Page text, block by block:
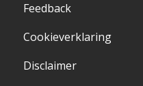
Feedback
Cookieverklaring
Disclaimer